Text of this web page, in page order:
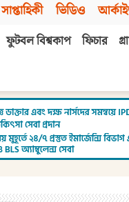
ভিডিও
ফুটবল বিশ্বকাপ ফিচার